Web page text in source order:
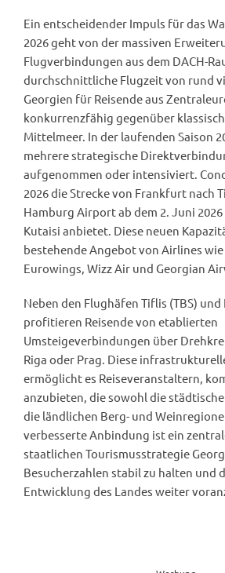
Ein entscheidender Impuls für das
2026 geht von der massiven
Flugverbindungen aus dem DACH-
durchschnittliche Flugzeit von rund
Georgien für Reisende aus
konkurrenzfähig gegenüber
Mittelmeer. In der laufenden Saison
mehrere strategische
aufgenommen oder intensiviert.
2026 die Strecke von Frankfurt nach
Hamburg Airport ab dem 2. Juni
Kutaisi anbietet. Diese neuen
bestehende Angebot von Airlines
Eurowings, Wizz Air und Georgian
Neben den Flughäfen Tiflis (TBS) und
profitieren Reisende von etablierten
Umsteigeverbindungen über
Riga oder Prag. Diese
ermöglicht es Reiseveranstaltern,
anzubieten, die sowohl die
die ländlichen Berg- und
verbesserte Anbindung ist ein
staatlichen Tourismusstrategie
Besucherzahlen stabil zu halten und
Entwicklung des Landes weiter